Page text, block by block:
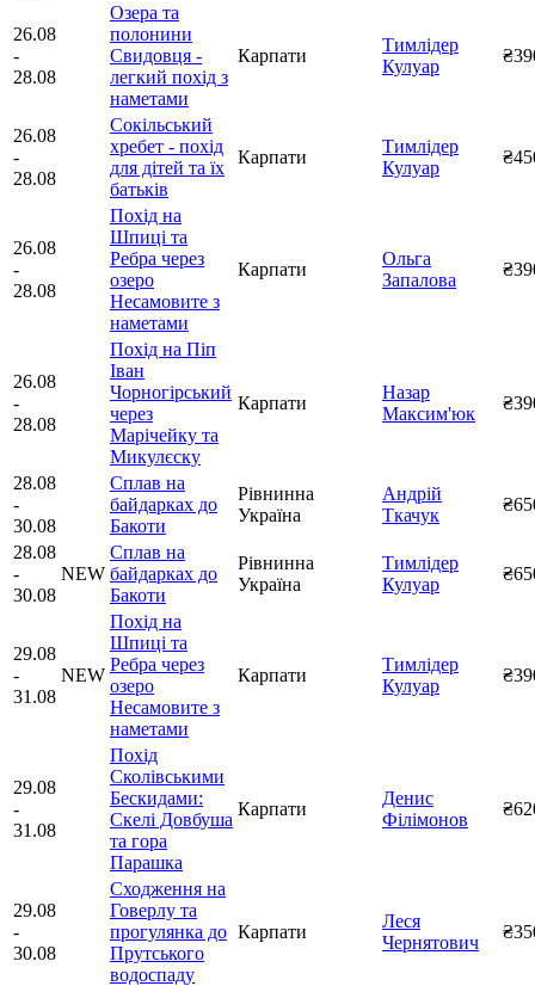
26.08
-
28.08
Озера та
полонини
Свидовця -
легкий похід з
наметами
Карпати
Тимлідер
Кулуар
26.08
-
28.08
Сокільський
хребет - похід
для дітей та їх
батьків
Карпати
Тимлідер
Кулуар
26.08
-
28.08
Похід на
Шпиці та
Ребра через
озеро
Несамовите з
наметами
Карпати
Ольга
Запалова
26.08
-
28.08
Похід на Піп
Іван
Чорногірський
через
Марічейку та
Микулєску
Карпати
Назар
Максим'юк
28.08
-
30.08
Сплав на
байдарках до
Бакоти
Рівнинна
Україна
Андрій
Ткачук
28.08
-
30.08
NEW
Сплав на
байдарках до
Бакоти
Рівнинна
Україна
Тимлідер
Кулуар
29.08
-
31.08
NEW
Похід на
Шпиці та
Ребра через
озеро
Несамовите з
наметами
Карпати
Тимлідер
Кулуар
29.08
-
31.08
Похід
Сколівськими
Бескидами:
Скелі Довбуша
та гора
Парашка
Карпати
Денис
Філімонов
29.08
-
30.08
Сходження на
Говерлу та
прогулянка до
Прутського
водоспаду
Карпати
Леся
Чернятович